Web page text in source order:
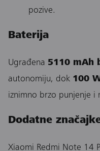
pozive.
Baterija
Ugrađena 5110 mAh
autonomiju, dok 100
iznimno brzo punjenje i
Dodatne
Xiaomi Redmi Note 14